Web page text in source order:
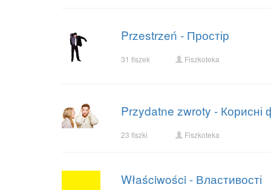
Przestrzeń - Простір
31 fiszek Fiszkoteka
Przydatne zwroty - Корисні
23 fiszki Fiszkoteka
Właściwości - Властивості